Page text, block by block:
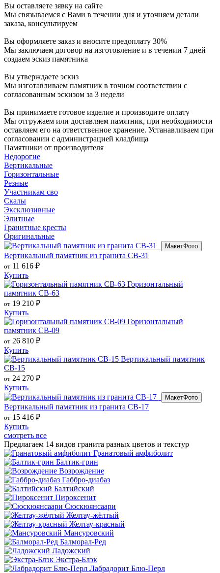
Вы оставляете зявку на сайте
Мы связываемся с Вами в течении дня и уточняем детали
заказа, консультируем
Вы оформляете заказ и вносите предоплату 30%
Мы заключаем договор на изготовление и в течении 7 дней
создаем эскиз памятника
Вы утверждаете эскиз
Мы изготавливаем памятник в точном соответствии с
согласованным эскизом за 3 недели
Вы принимаете готовое изделие и производите оплату
Мы отгружаем или доставляем памятник, при необходимости
оставляем его на ответственное хранение. Устанавливаем при
согласовании с администрацией кладбища
Памятники от производителя
Недорогие
Вертикальные
Горизонтальные
Резные
Участникам сво
Скалы
Эксклюзивные
Элитные
Гранитные кресты
Оригинальные
МакетФото
Вертикальный памятник из гранита СВ-31
от 11 616 ₽
Купить
Горизонтальный
памятник СВ-63
от 19 210 ₽
Купить
Горизонтальный
памятник СВ-09
от 26 810 ₽
Купить
Вертикальный памятник
СВ-15
от 24 270 ₽
Купить
МакетФото
Вертикальный памятник из гранита СВ-17
от 15 416 ₽
Купить
смотреть все
Предлагаем 14 видов гранита разных цветов и текстур
Гранатовый амфиболит
Балтик-грин
Возрождение
Габбро-диабаз
Балтийский
Пироксенит
Сюскюянсаари
Желтау-жёлтый
Желтау-красный
Мансуровский
Балморал-Ред
Ладожский
Экстра-Блэк
Лабрадорит Блю-Перл